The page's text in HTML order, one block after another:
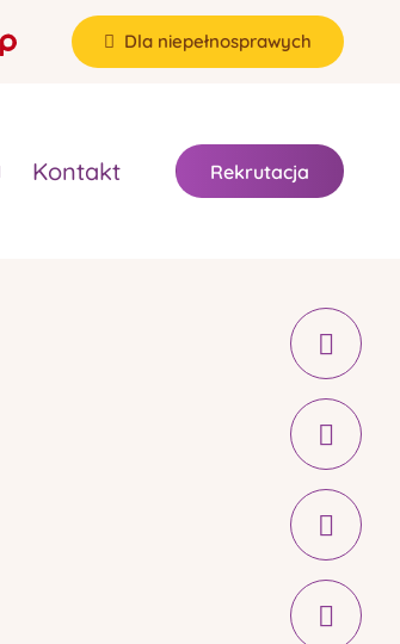
Dla niepełnosprawych
Kontakt Rekrutacja